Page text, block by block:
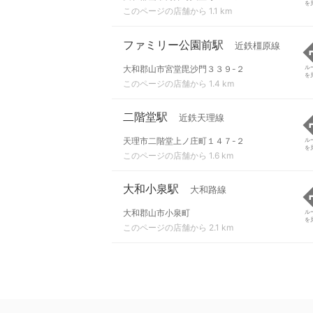
このページの店舗から 1.1 km
を
ファミリー公園前駅 近鉄橿原線
大和郡山市宮堂毘沙門３３９-２
このページの店舗から 1.4 km
ル
を
二階堂駅 近鉄天理線
天理市二階堂上ノ庄町１４７-２
このページの店舗から 1.6 km
ル
を
大和小泉駅 大和路線
大和郡山市小泉町
このページの店舗から 2.1 km
ル
を